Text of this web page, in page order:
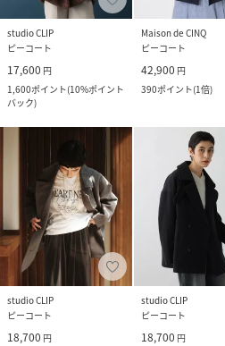
studio CLIP
ピーコート
17,600 円
1,600ポイント(10%ポイント
バック)
Maison de CINQ
ピーコート
42,900 円
390ポイント(1倍)
studio CLIP
ピーコート
18,700 円
studio CLIP
ピーコート
18,700 円